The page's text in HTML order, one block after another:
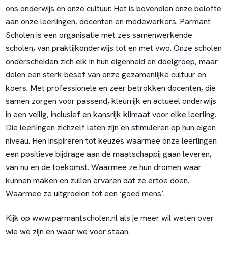
ons onderwijs en onze cultuur. Het is bovendien onze belofte
aan onze leerlingen, docenten en medewerkers. Parmant
Scholen is een organisatie met zes samenwerkende
scholen, van praktijkonderwijs tot en met vwo. Onze scholen
onderscheiden zich elk in hun eigenheid en doelgroep, maar
delen een sterk besef van onze gezamenlijke cultuur en
koers. Met professionele en zeer betrokken docenten, die
samen zorgen voor passend, kleurrijk en actueel onderwijs
in een veilig, inclusief en kansrijk klimaat voor elke leerling.
Die leerlingen zichzelf laten zijn en stimuleren op hun eigen
niveau. Hen inspireren tot keuzes waarmee onze leerlingen
een positieve bijdrage aan de maatschappij gaan leveren,
van nu en de toekomst. Waarmee ze hun dromen waar
kunnen maken en zullen ervaren dat ze ertoe doen.
Waarmee ze uitgroeien tot een ‘goed mens’.
Kijk op www.parmantscholen.nl als je meer wil weten over
wie we zijn en waar we voor staan.